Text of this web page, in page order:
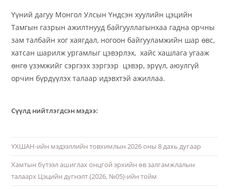
Үүний дагуу Монгол Улсын Үндсэн хуулийн цэцийн
Тамгын газрын ажилтнууд байгууллагынхаа гадна орчны
зам талбайн хог хаягдал, ногоон байгууламжийн шар өвс,
хатсан шарилж ургамлыг цэвэрлэх, хайс хашлага угааж
өнгө үзэмжийг сэргээх зэргээр цэвэр, эрүүл, аюулгүй
орчин бүрдүүлэх талаар идэвхтэй ажиллаа.
Сүүлд нийтлэгдсэн мэдээ:
ҮХШАН-ийн мэдээллийн товхимлын 2026 оны 8 дахь дугаар
Хамтын бүтээл ашиглах онцгой эрхийн өв залгамжлалын
талаарх Цэцийн дүгнэлт (2026, №05)-ийн тойм